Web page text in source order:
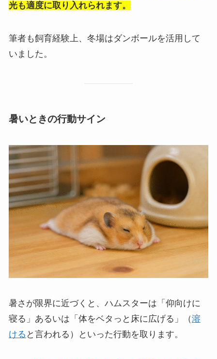
光も適度に取り入れられます。
筆者も飼育経験上、冬場はダンボールを活用して
いました。
暑いときの行動サイン
暑さが限界に近づくと、ハムスターは「仰向けに
寝る」あるいは「体をベタっと床に広げる」（溶
ける と言われる）といった行動を取ります。